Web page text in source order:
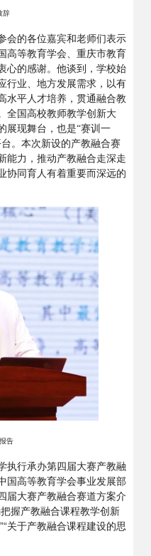
辞
会的各位嘉宾和老师们表示
高等教育学会、重庆市教育
心的感谢。他谈到，学校始
行业、地方发展需求，以有
水平人才培养，贯通融合教
全国高校教师教学创新大
展现舞台，也是“赛训一
。本次新设的产教融合赛
能力，推动产教融合走深走
协同育人有着重要而深远的
告
执行承办第四届大赛产教融
国高等教育学会事业发展部
届大赛产教融合赛道方案介
握产教融合课程教学创新
关于产教融合课程建设的思